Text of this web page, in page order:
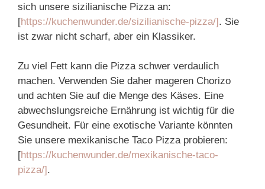
sich unsere sizilianische Pizza an:
[https://kuchenwunder.de/sizilianische-pizza/]. Sie
ist zwar nicht scharf, aber ein Klassiker.
Zu viel Fett kann die Pizza schwer verdaulich
machen. Verwenden Sie daher mageren Chorizo
und achten Sie auf die Menge des Käses. Eine
abwechslungsreiche Ernährung ist wichtig für die
Gesundheit. Für eine exotische Variante könnten
Sie unsere mexikanische Taco Pizza probieren:
[https://kuchenwunder.de/mexikanische-taco-
pizza/].